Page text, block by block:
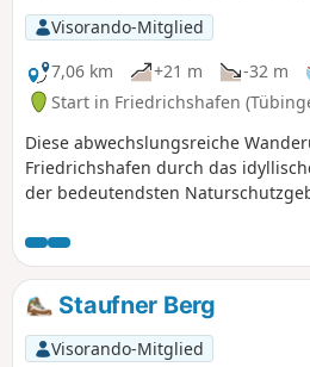
Visorando-Mitglied
7,06 km
+21 m -32 m
Start in Friedrichshafen
Diese abwechslungsreiche
Friedrichshafen durch das
der bedeutendsten
Blick über die einzigartige
eröffnen sich beeindruckende
bevor die Tour entspannt am
Ideal für Naturfreunde, Familien
Wanderung in schöner Umgebung
Staufner Berg
Visorando-Mitglied